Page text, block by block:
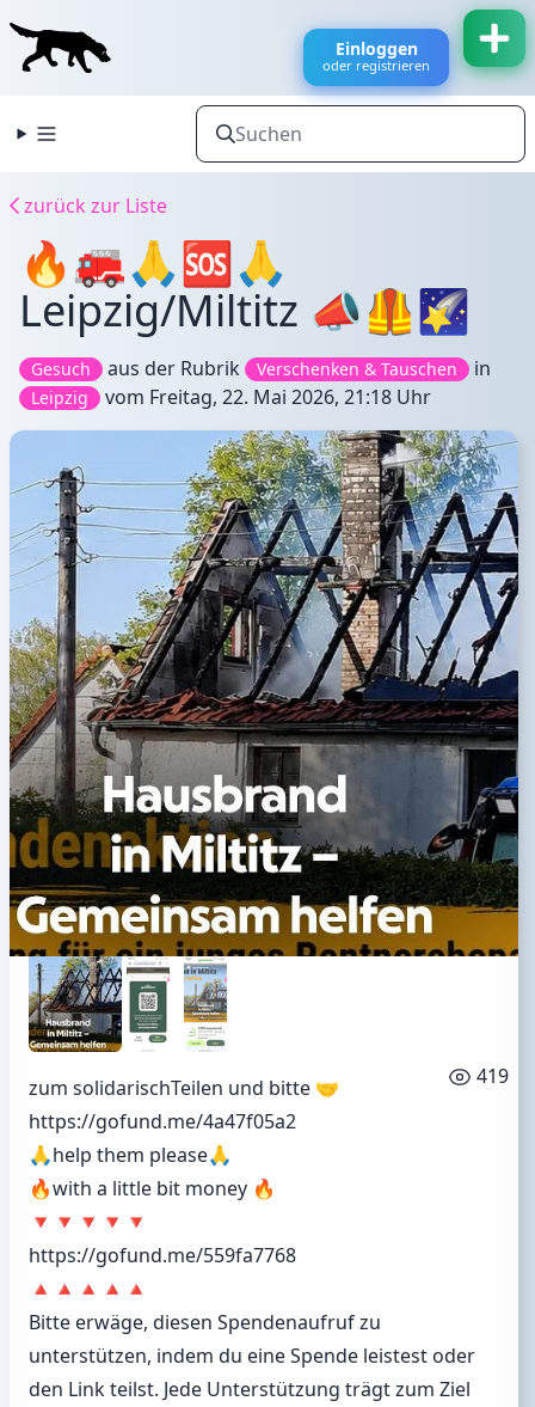
Einloggen
oder registrieren
zurück zur Liste
🔥🚒🙏🆘🙏
Leipzig/Miltitz 📣🦺🌠
Gesuch aus der Rubrik Verschenken & Tauschen in
Leipzig vom Freitag, 22. Mai 2026, 21:18 Uhr
419
zum solidarischTeilen und bitte 🤝
https://gofund.me/4a47f05a2
🙏help them please🙏
🔥with a little bit money 🔥
🔻🔻🔻🔻🔻
https://gofund.me/559fa7768
🔺🔺🔺🔺🔺
Bitte erwäge, diesen Spendenaufruf zu
unterstützen, indem du eine Spende leistest oder
den Link teilst. Jede Unterstützung trägt zum Ziel